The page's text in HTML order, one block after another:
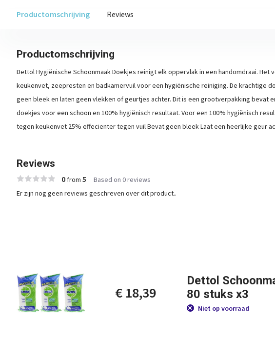
Productomschrijving Reviews
Productomschrijving
Dettol Hygiënische Schoonmaak Doekjes reinigt elk oppervlak in een handomdraai. Het
keukenvet, zeepresten en badkamervuil voor een hygiënische reiniging. De krachtige
geen bleek en laten geen vlekken of geurtjes achter. Dit is een grootverpakking bevat
doekjes voor een schoon en 100% hygiënisch resultaat. Voor een 100% hygiënisch
tegen keukenvet 25% effecienter tegen vuil Bevat geen bleek Laat een heerlijke geur
Reviews
0from 5 Based on 0 reviews
Er zijn nog geen reviews geschreven over dit product..
€ 18,39
Dettol
80 stuks x3
Niet op voorraad